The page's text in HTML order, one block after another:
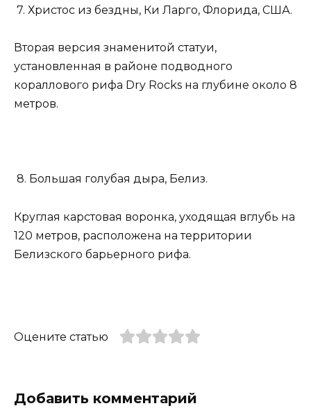
7. Христос из бездны, Ки Ларго, Флорида, США.
Вторая версия знаменитой статуи,
установленная в районе подводного
кораллового рифа Dry Rocks на глубине около 8
метров.
8. Большая голубая дыра, Белиз.
Круглая карстовая воронка, уходящая вглубь на
120 метров, расположена на территории
Белизского барьерного рифа.
Оцените статью
Добавить комментарий